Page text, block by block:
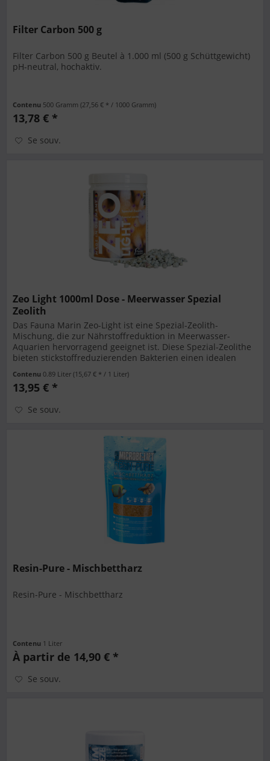
Filter Carbon 500 g
Filter Carbon 500 g Beutel à 1.000 ml (500 g Schüttgewicht)
pH-neutral, hochaktiv.
Contenu 500 Gramm(27,56 € * / 1000 Gramm)
13,78 € *
Se souv.
Zeo Light 1000ml Dose - Meerwasser Spezial
Zeolith
Das Fauna Marin Zeo-Light ist eine Spezial-Zeolith-
Mischung, die zur Nährstoffreduktion in Meerwasser-
Aquarien hervorragend geeignet ist. Diese Spezial-Zeolithe
bieten stickstoffreduzierenden Bakterien einen idealen
Contenu 0.89 Liter(15,67 € * / 1 Liter)
13,95 € *
Se souv.
Resin-Pure - Mischbettharz
Resin-Pure - Mischbettharz
Contenu 1 Liter
À partir de 14,90 € *
Se souv.